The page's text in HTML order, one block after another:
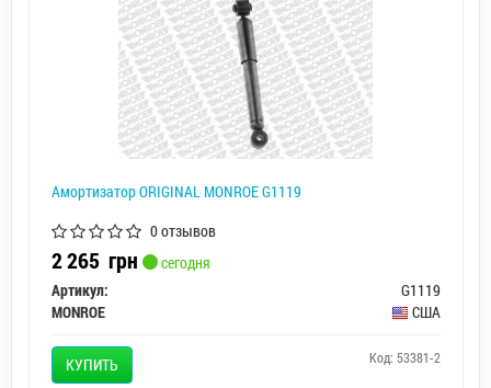
Амортизатор ORIGINAL MONROE G1119
0 отзывов
2 265 грн
сегодня
Артикул:
G1119
MONROE
США
КУПИТЬ Код: 53381-2